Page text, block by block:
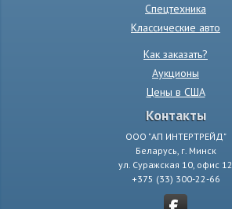
Спецтехника
Классические авто
Как заказать?
Аукционы
Цены в США
Контакты
ООО "АП ИНТЕРТРЕЙД"
Беларусь, г. Минск
ул. Суражская 10, офис 12
+375 (33) 300-22-66